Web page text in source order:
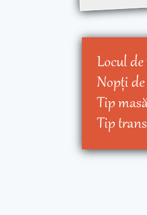
Locul de
Nopţi de
Tip
Tip